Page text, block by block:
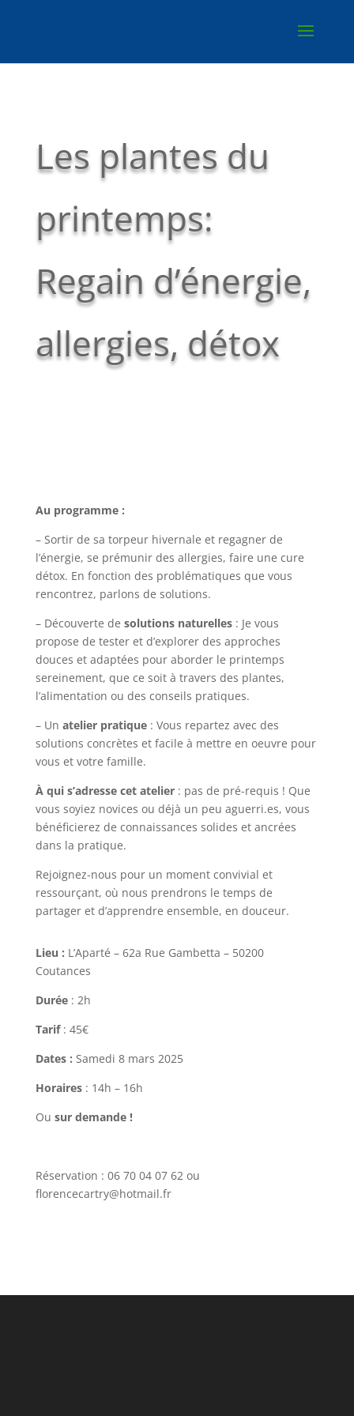
Les plantes du
printemps:
Regain d’énergie,
allergies, détox
Au programme :
– Sortir de sa torpeur hivernale et regagner de
l’énergie, se prémunir des allergies, faire une cure
détox. En fonction des problématiques que vous
rencontrez, parlons de solutions.
– Découverte de solutions naturelles: Je vous
propose de tester et d’explorer des approches
douces et adaptées pour aborder le printemps
sereinement, que ce soit à travers des plantes,
l’alimentation ou des conseils pratiques.
– Un atelier pratique: Vous repartez avec des
solutions concrètes et facile à mettre en oeuvre pour
vous et votre famille.
À qui s’adresse cet atelier: pas de pré-requis ! Que
vous soyiez novices ou déjà un peu aguerri.es, vous
bénéficierez de connaissances solides et ancrées
dans la pratique.
Rejoignez-nous pour un moment convivial et
ressourçant, où nous prendrons le temps de
partager et d’apprendre ensemble, en douceur.
Lieu : L’Aparté – 62a Rue Gambetta – 50200
Coutances
Durée: 2h
Tarif: 45€
Dates : Samedi 8 mars 2025
Horaires : 14h – 16h
Ou sur demande !
Réservation : 06 70 04 07 62 ou
florencecartry@hotmail.fr